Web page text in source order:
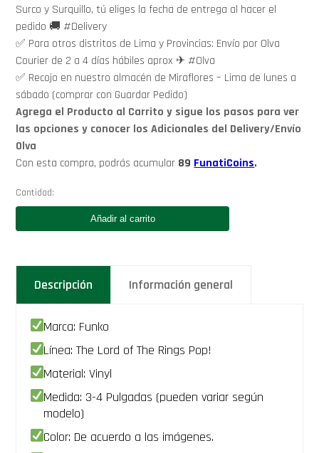
Surco y Surquillo, tú eliges la fecha de entrega al hacer el
pedido 🚚 #Delivery
✅ Para otros distritos de Lima y Provincias: Envío por Olva
Courier de 2 a 4 días hábiles aprox ✈ #Olva
✅ Recojo en nuestro almacén de Miraflores – Lima de lunes a
sábado (comprar con Guardar Pedido)
Agrega el Producto al Carrito y sigue los pasos para ver
las opciones y conocer los Adicionales del Delivery/Envío
Olva
Con esta compra, podrás acumular 89 FunatiCoins.
Cantidad:
Funko
(Smeagol)
of
Movie
Funko
Pop
Señor
cantidad
Añadir al carrito
Descripción Información general
Marca: Funko
Línea: The Lord of The Rings Pop!
Material: Vinyl
Medida: 3-4 Pulgadas (pueden variar según
modelo)
Color: De acuerdo a las imágenes.